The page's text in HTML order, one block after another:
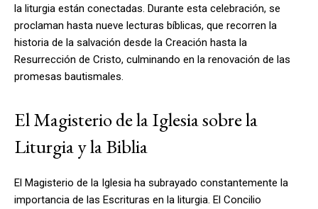
la liturgia están conectadas. Durante esta celebración, se
proclaman hasta nueve lecturas bíblicas, que recorren la
historia de la salvación desde la Creación hasta la
Resurrección de Cristo, culminando en la renovación de las
promesas bautismales.
El Magisterio de la Iglesia sobre la
Liturgia y la Biblia
El Magisterio de la Iglesia ha subrayado constantemente la
importancia de las Escrituras en la liturgia. El Concilio